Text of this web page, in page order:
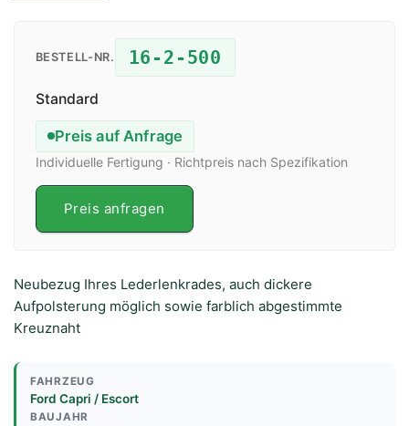
BESTELL-NR. 16-2-500
Standard
Preis auf Anfrage
Individuelle Fertigung · Richtpreis nach Spezifikation
Preis anfragen
Neubezug Ihres Lederlenkrades, auch dickere
Aufpolsterung möglich sowie farblich abgestimmte
Kreuznaht
FAHRZEUG
Ford Capri / Escort
BAUJAHR